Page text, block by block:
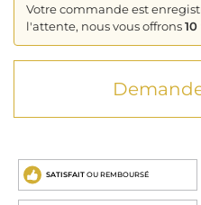
Votre commande est
l'attente, nous vous offrons
SATISFAIT OU REMBOURSÉ